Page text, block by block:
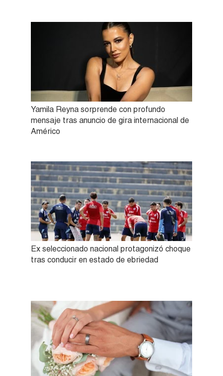
Yamila Reyna sorprende con profundo
mensaje tras anuncio de gira internacional de
Américo
Ex seleccionado nacional protagonizó choque
tras conducir en estado de ebriedad